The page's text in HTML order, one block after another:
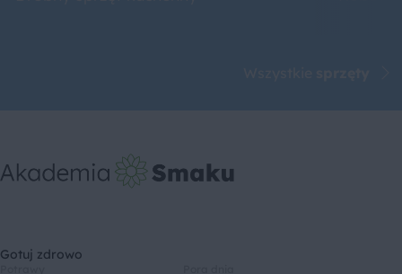
Gotuj zdrowo